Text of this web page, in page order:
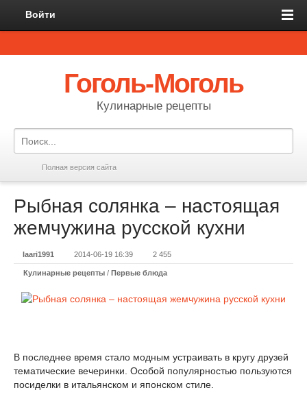
Войти
Гоголь-Моголь
Кулинарные рецепты
Полная версия сайта
Рыбная солянка – настоящая
жемчужина русской кухни
laari1991 2014-06-19 16:39 2 455
Кулинарные рецепты / Первые блюда
В последнее время стало модным устраивать в кругу друзей
тематические вечеринки. Особой популярностью пользуются
посиделки в итальянском и японском стиле.